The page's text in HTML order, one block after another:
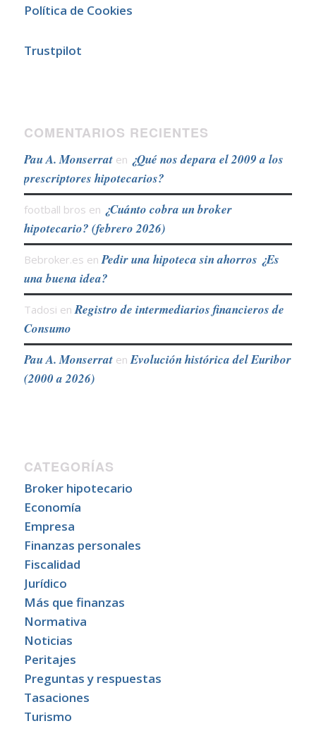
Política de Cookies
Trustpilot
COMENTARIOS RECIENTES
Pau A. Monserraten ¿Qué nos depara el 2009 a los
prescriptores hipotecarios?
football bros en ¿Cuánto cobra un broker
hipotecario? (febrero 2026)
Bebroker.es en Pedir una hipoteca sin ahorros ¿Es
una buena idea?
Tadosi en Registro de intermediarios financieros de
Consumo
Pau A. Monserraten Evolución histórica del Euribor
(2000 a 2026)
CATEGORÍAS
Broker hipotecario
Economía
Empresa
Finanzas personales
Fiscalidad
Jurídico
Más que finanzas
Normativa
Noticias
Peritajes
Preguntas y respuestas
Tasaciones
Turismo